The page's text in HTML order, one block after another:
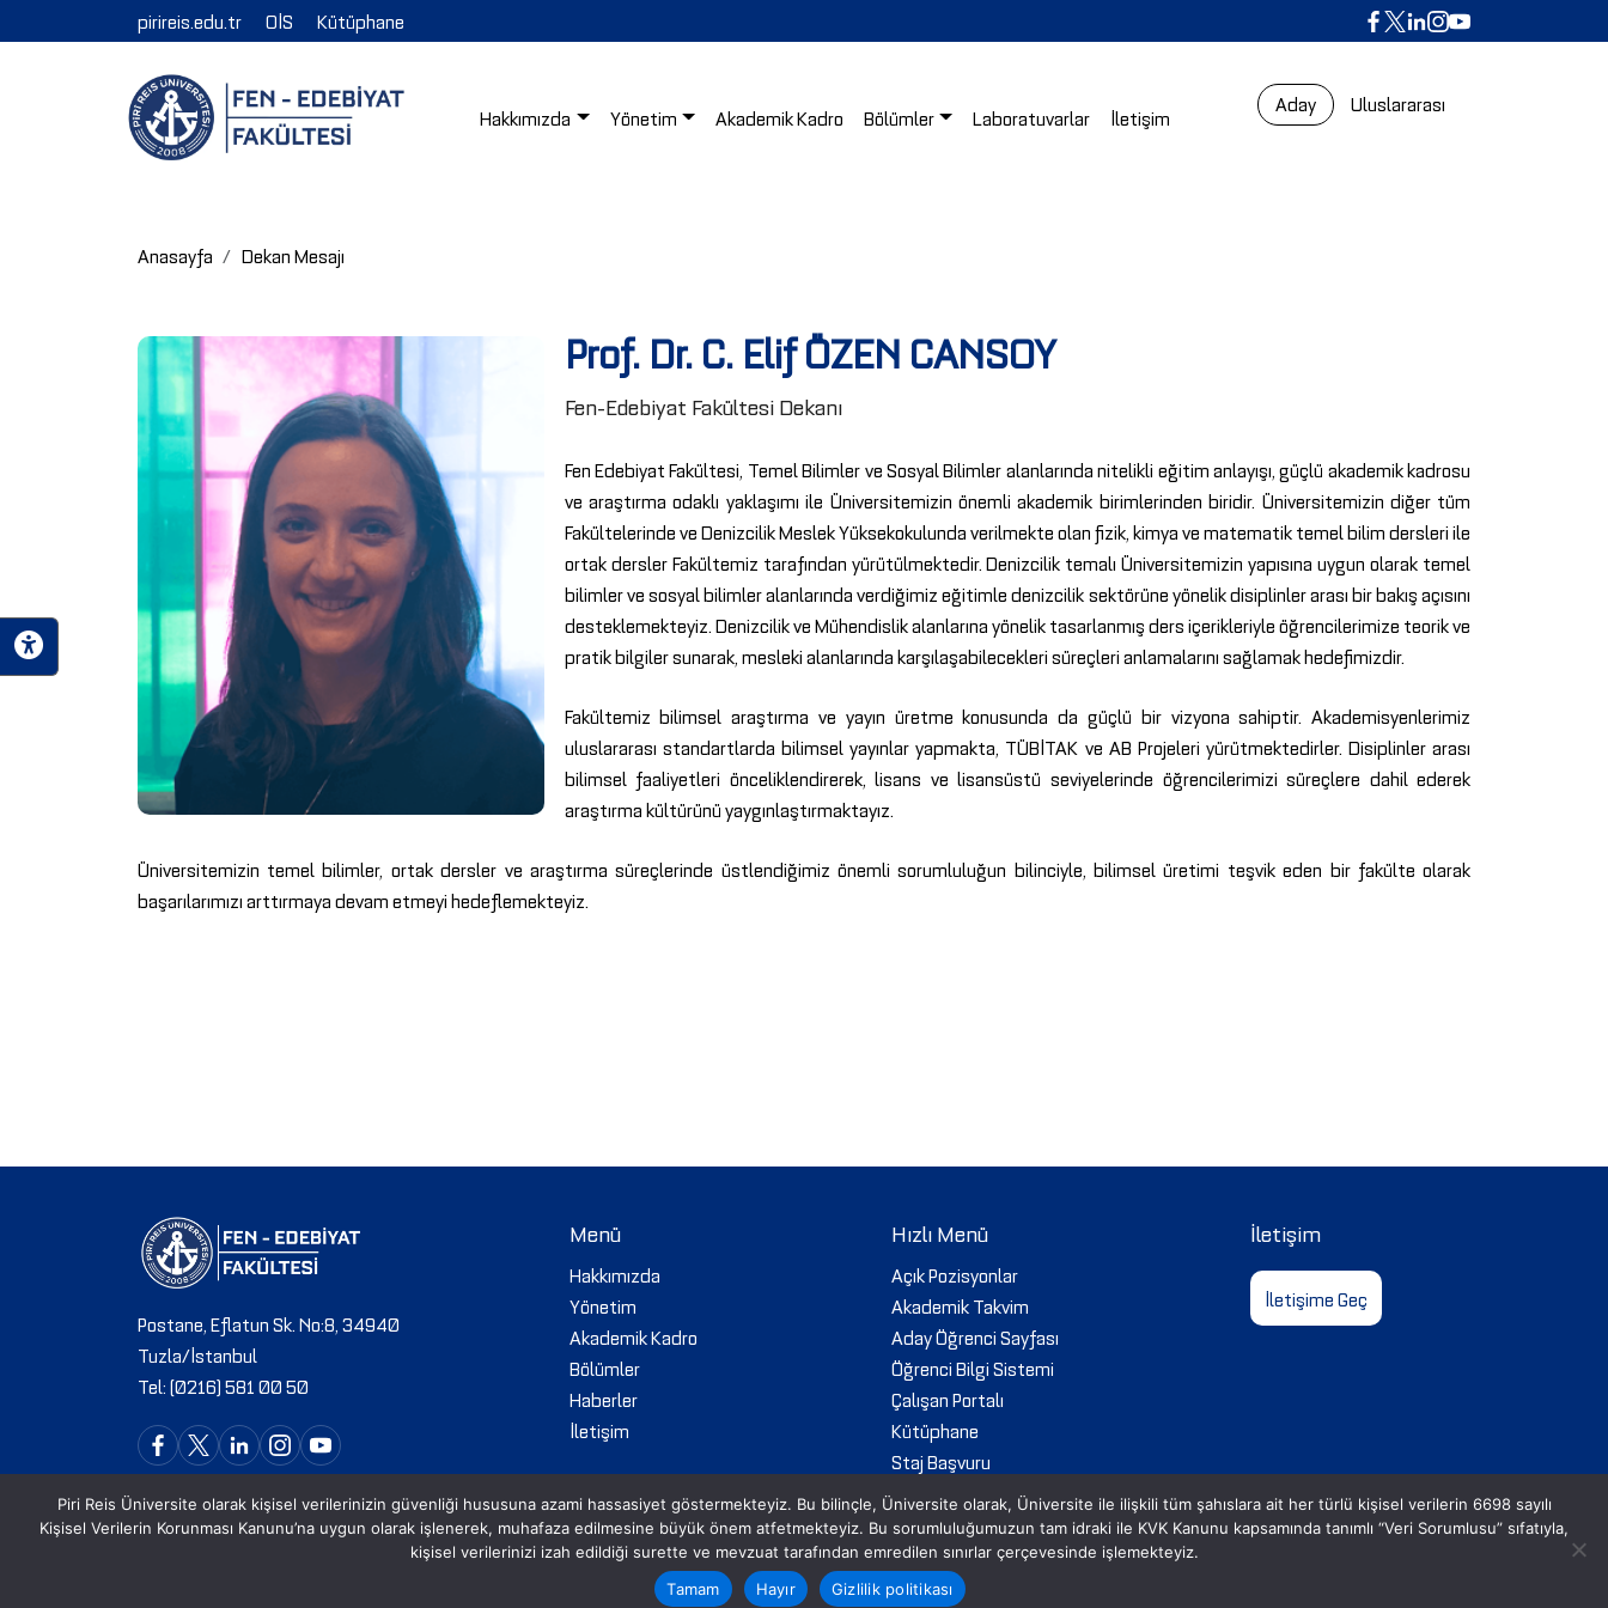
pirireis.edu.tr OİS Kütüphane
Hakkımızda Yönetim Akademik Kadro Bölümler Laboratuvarlar İletişim
Aday Uluslararası
Anasayfa Dekan Mesajı
Prof. Dr. C. Elif ÖZEN CANSOY
Fen-Edebiyat Fakültesi Dekanı
Fen Edebiyat Fakültesi, Temel Bilimler ve Sosyal Bilimler alanlarında nitelikli eğitim anlayışı, güçlü akademik kadrosu
ve araştırma odaklı yaklaşımı ile Üniversitemizin önemli akademik birimlerinden biridir. Üniversitemizin diğer tüm
Fakültelerinde ve Denizcilik Meslek Yüksekokulunda verilmekte olan fizik, kimya ve matematik temel bilim dersleri ile
ortak dersler Fakültemiz tarafından yürütülmektedir. Denizcilik temalı Üniversitemizin yapısına uygun olarak temel
bilimler ve sosyal bilimler alanlarında verdiğimiz eğitimle denizcilik sektörüne yönelik disiplinler arası bir bakış açısını
desteklemekteyiz. Denizcilik ve Mühendislik alanlarına yönelik tasarlanmış ders içerikleriyle öğrencilerimize teorik ve
pratik bilgiler sunarak, mesleki alanlarında karşılaşabilecekleri süreçleri anlamalarını sağlamak hedefimizdir.
Fakültemiz bilimsel araştırma ve yayın üretme konusunda da güçlü bir vizyona sahiptir. Akademisyenlerimiz
uluslararası standartlarda bilimsel yayınlar yapmakta, TÜBİTAK ve AB Projeleri yürütmektedirler. Disiplinler arası
bilimsel faaliyetleri önceliklendirerek, lisans ve lisansüstü seviyelerinde öğrencilerimizi süreçlere dahil ederek
araştırma kültürünü yaygınlaştırmaktayız.
Üniversitemizin temel bilimler, ortak dersler ve araştırma süreçlerinde üstlendiğimiz önemli sorumluluğun bilinciyle, bilimsel üretimi teşvik eden bir fakülte olarak
başarılarımızı arttırmaya devam etmeyi hedeflemekteyiz.
Postane, Eflatun Sk. No:8, 34940
Tuzla/İstanbul
Tel: (0216) 581 00 50
Menü
Hakkımızda
Yönetim
Akademik Kadro
Bölümler
Haberler
İletişim
Hızlı Menü
Açık Pozisyonlar
Akademik Takvim
Aday Öğrenci Sayfası
Öğrenci Bilgi Sistemi
Çalışan Portalı
Kütüphane
Staj Başvuru
Web Mail
İhaleler
İletişim
İletişime Geç
Piri Reis Üniversite olarak kişisel verilerinizin güvenliği hususuna azami hassasiyet göstermekteyiz. Bu bilinçle, Üniversite olarak, Üniversite ile ilişkili tüm şahıslara ait her türlü kişisel verilerin 6698 sayılı
Kişisel Verilerin Korunması Kanunu’na uygun olarak işlenerek, muhafaza edilmesine büyük önem atfetmekteyiz. Bu sorumluluğumuzun tam idraki ile KVK Kanunu kapsamında tanımlı “Veri Sorumlusu” sıfatıyla,
kişisel verilerinizi izah edildiği surette ve mevzuat tarafından emredilen sınırlar çerçevesinde işlemekteyiz.
Tamam
Hayır Gizlilik politikası